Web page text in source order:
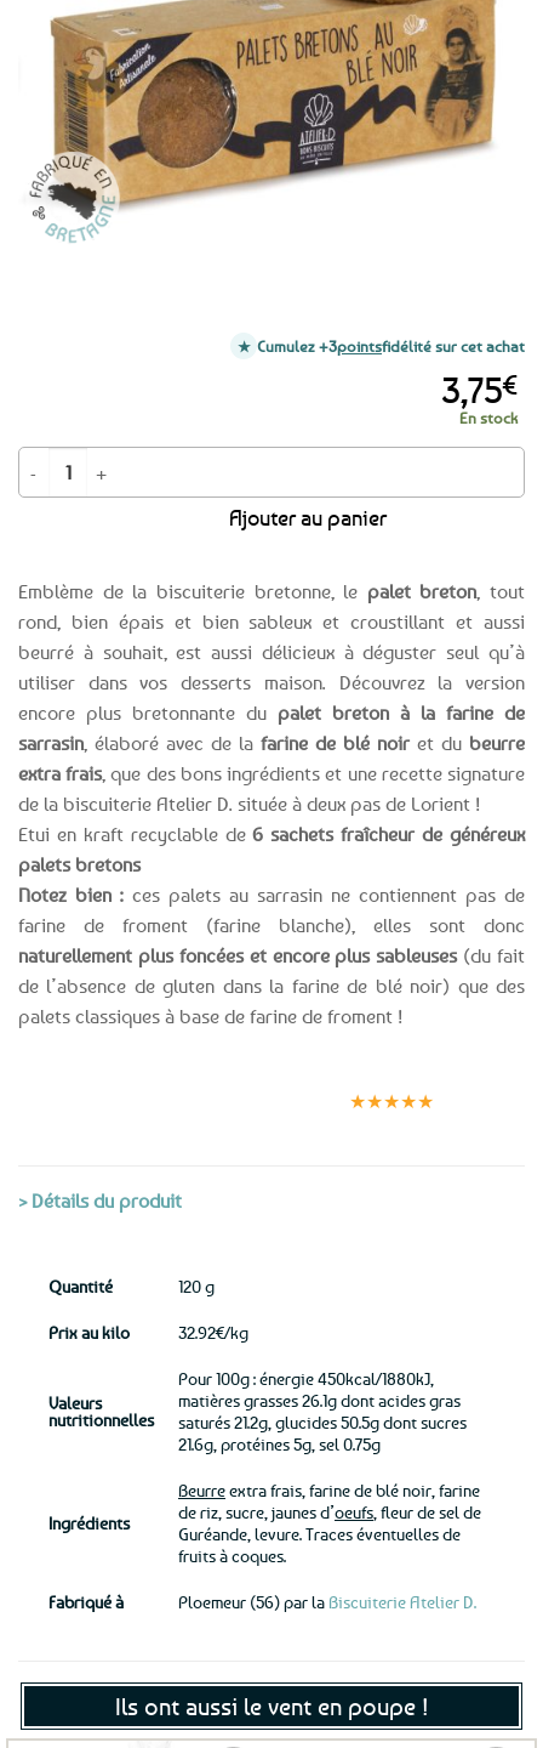
aux
favoris
Emblème de la biscuiterie bretonne, le palet breton, tout
rond, bien épais et bien sableux et croustillant et aussi
beurré à souhait, est aussi délicieux à déguster seul qu’à
utiliser dans vos desserts maison. Découvrez la version
encore plus bretonnante du palet breton à la farine de
sarrasin, élaboré avec de la farine de blé noir et du beurre
extra frais, que des bons ingrédients et une recette signature
de la biscuiterie Atelier D. située à deux pas de Lorient !
Etui en kraft recyclable de6 sachets fraîcheur de généreux
palets bretons
Notez bien : ces palets au sarrasin ne contiennent pas de
farine de froment (farine blanche), elles sont donc
naturellement plus foncées et encore plus sableuses(du fait
de l’absence de gluten dans la farine de blé noir) que des
palets classiques à base de farine de froment !
3,75€
En stock
quantité de Palets bretons pur beurre extra frais au blé noir / sarrasin -
Ajouter au panier
Cumulez +3pointsfidélité sur cet achat
★★★★★
> Détails du produit
Quantité 120 g
Prix au kilo 32.92€/kg
Valeurs
nutritionnelles
Pour 100g : énergie 450kcal/1880kJ,
matières grasses 26.1g dont acides gras
saturés 21.2g, glucides 50.5g dont sucres
21.6g, protéines 5g, sel 0.75g
Ingrédients
Beurreextra frais, farine de blé noir, farine
de riz, sucre, jaunes d’oeufs , fleur de sel de
Guréande, levure. Traces éventuelles de
fruits à coques.
Fabriqué à Ploemeur (56) par la Biscuiterie Atelier D.
Ils ont aussi le vent en poupe !